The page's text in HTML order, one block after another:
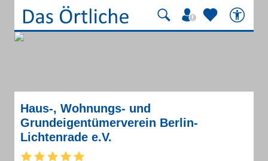
Haus-, Wohnungs- und
Grundeigentümerverein Berlin-
Lichtenrade e.V.